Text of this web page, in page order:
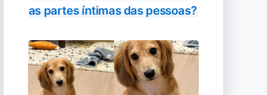
as partes íntimas das pessoas?